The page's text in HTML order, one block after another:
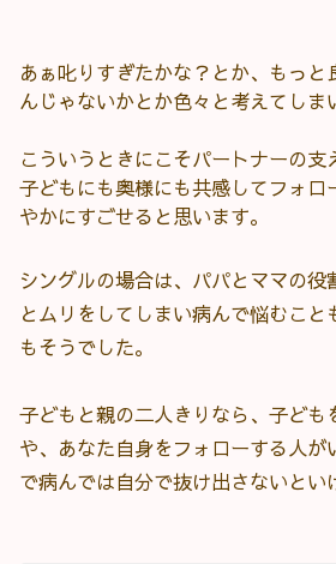
あぁ叱りすぎたかな？とか、もっと
んじゃないかとか色々と考えてしま
こういうときにこそパートナーの支
子どもにも奥様にも共感してフォロ
やかにすごせると思います。
シングルの場合は、パパとママの役
とムリをしてしまい病んで悩むこ
もそうでした。
子どもと親の二人きりなら、子ども
や、あなた自身をフォローする人が
で病んでは自分で抜け出さないとい